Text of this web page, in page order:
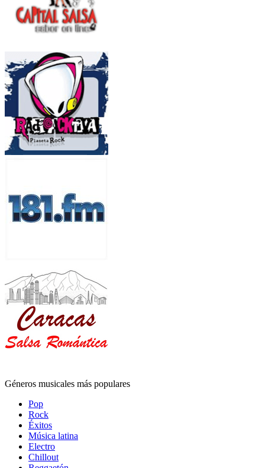
Géneros musicales más populares
Pop
Rock
Éxitos
Música latina
Electro
Chillout